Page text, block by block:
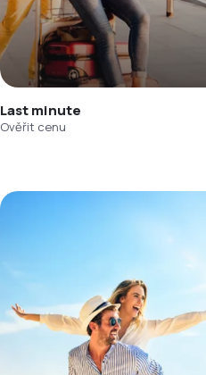
Last minute
Ověřit cenu